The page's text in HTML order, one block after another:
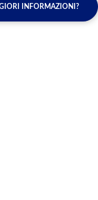
INFORMAZIONI?